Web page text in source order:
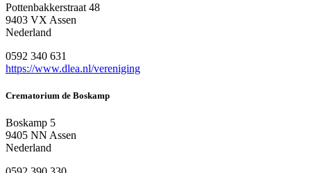
Pottenbakkerstraat 48
9403 VX Assen
Nederland
0592 340 631
https://www.dlea.nl/vereniging
Crematorium de Boskamp
Boskamp 5
9405 NN Assen
Nederland